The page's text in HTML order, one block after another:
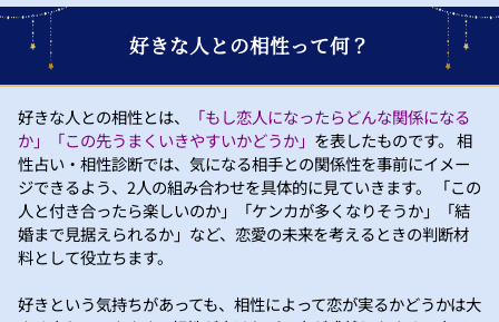
好きな人との相性って何？
好きな人との相性とは、
「もし恋人になったらどんな関係になる
か」「この先うまくいきやすいかどうか」 を表したものです。 相
性占い・相性診断では、気になる相手との関係性を事前にイメー
ジできるよう、2人の組み合わせを具体的に見ていきます。 「この
人と付き合ったら楽しいのか」「ケンカが多くなりそうか」「結
婚まで見据えられるか」など、恋愛の未来を考えるときの判断材
料として役立ちます。
好きという気持ちがあっても、相性によって恋が実るかどうかは大